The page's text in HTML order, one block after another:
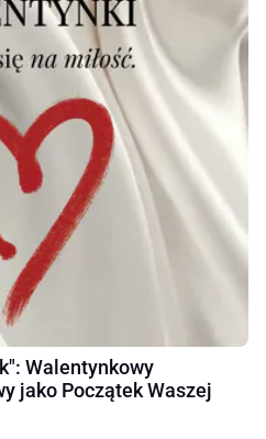
Walentynkowy
jako Początek Waszej